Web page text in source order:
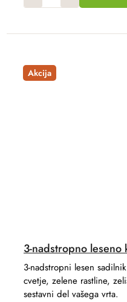
Akcija
3-nadstropno leseno
3-nadstropni lesen
cvetje, zelene rastline,
sestavni del vašega vrta.